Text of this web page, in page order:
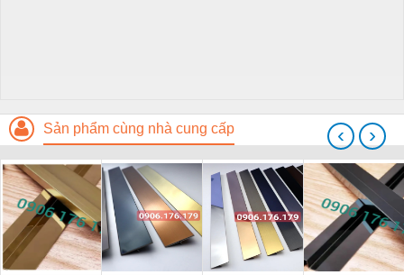
Sản phẩm cùng nhà cung cấp ‹ ›